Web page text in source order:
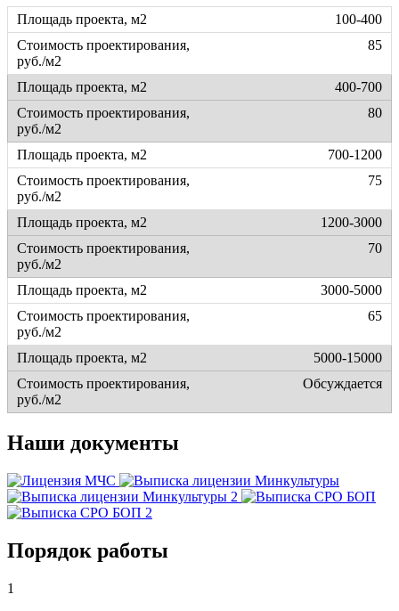
100-400
85
400-700
80
700-1200
75
1200-3000
70
3000-5000
65
5000-15000
Обсуждается
Наши документы
Порядок работы
1